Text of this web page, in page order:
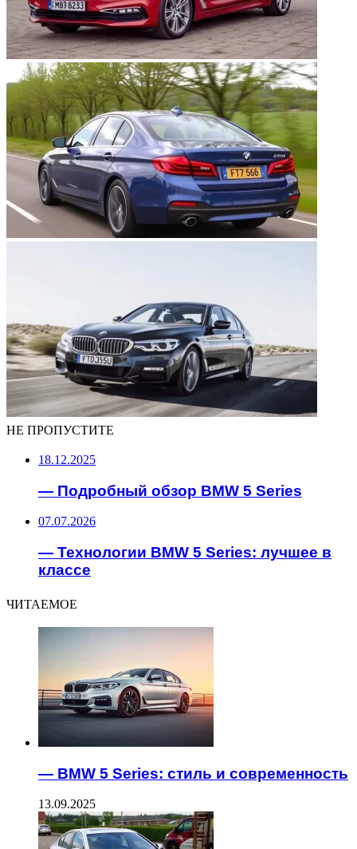
НЕ ПРОПУСТИТЕ
18.12.2025
— Подробный обзор BMW 5 Series
07.07.2026
— Технологии BMW 5 Series: лучшее в
классе
ЧИТАЕМОЕ
— BMW 5 Series: стиль и современность
13.09.2025